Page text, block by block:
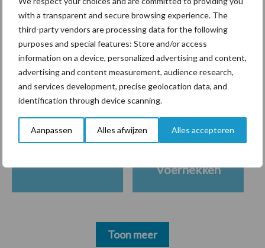
with a transparent and secure browsing experience. The
third-party vendors are processing data for the following
purposes and special features: Store and/or access
information on a device, personalized advertising and content,
advertising and content measurement, audience research,
and services development, precise geolocation data, and
identification through device scanning.
Aanpassen Alles afwijzen Alles accepteren
Themapagina's
Diergezondheid Bemesting Fokkerij
Voerhekken
Toon meer